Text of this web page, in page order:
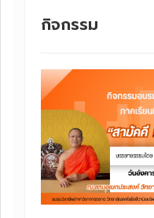
กิจกรรม